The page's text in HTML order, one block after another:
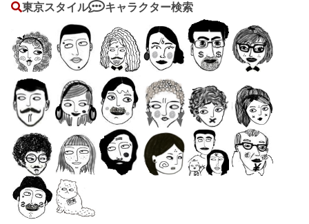
東京スタイル キャラクター検索